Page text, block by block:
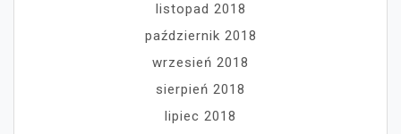
listopad 2018
październik 2018
wrzesień 2018
sierpień 2018
lipiec 2018